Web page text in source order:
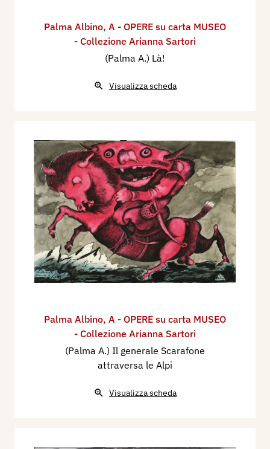
Palma Albino, A - OPERE su carta MUSEO
- Collezione Arianna Sartori
(Palma A.) Là!
Visualizza scheda
Palma Albino, A - OPERE su carta MUSEO
- Collezione Arianna Sartori
(Palma A.) Il generale Scarafone
attraversa le Alpi
Visualizza scheda